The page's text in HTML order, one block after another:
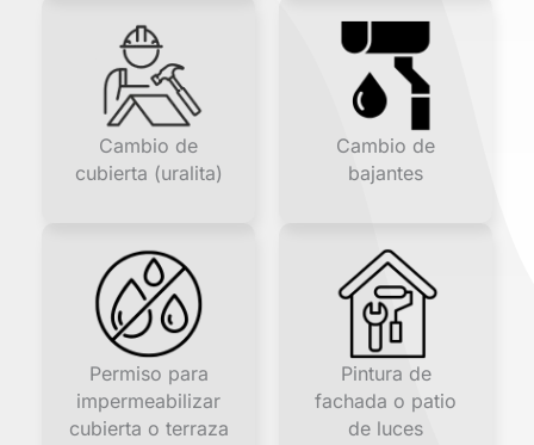
Cambio de
cubierta (uralita)
Cambio de
bajantes
Permiso para
impermeabilizar
cubierta o terraza
Pintura de
fachada o patio
de luces